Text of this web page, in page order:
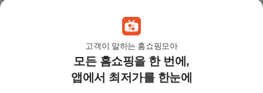
고객이 말하는 홈쇼핑모아
모든 홈쇼핑을 한 번에,
앱에서 최저가를 한눈에
[스포츠ACC]고운골프 UV차단 골프 고급형 멀티마
스크 스포츠마스
23,400 원